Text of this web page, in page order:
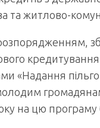
та житлово-
«Надання
на цю